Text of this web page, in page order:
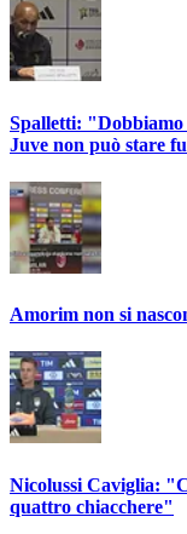
Spalletti: "Dobbiamo
Juve non può stare
Amorim non si
Nicolussi Caviglia:
quattro chiacchere"